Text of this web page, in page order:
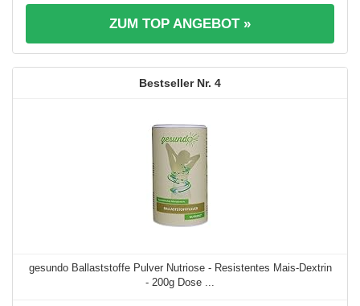
ZUM TOP ANGEBOT »
4
gesundo Ballaststoffe Pulver Nutriose - Resistentes Mais-Dextrin
- 200g Dose ...